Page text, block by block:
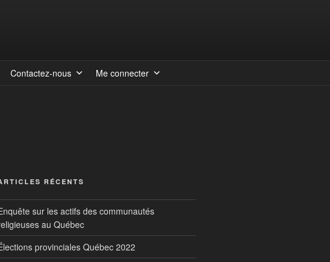
Contactez-nous Me connecter
RÉCENTS
sur les actifs des communautés
au Québec
provinciales Québec 2022